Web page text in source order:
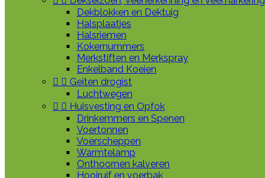
Dekblokken en Dektuig
Halsplaatjes
Halsriemen
Kokernummers
Merkstiften en Merkspray
Enkelband Koeien
  Geiten drogist
Luchtwegen
  Huisvesting en Opfok
Drinkemmers en Spenen
Voertonnen
Voerscheppen
Warmtelamp
Onthoornen kalveren
Hooiruif en voerbak